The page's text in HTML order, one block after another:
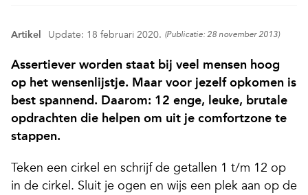
Artikel Update: 18 februari 2020. (Publicatie: 28 november 2013)
Assertiever worden staat bij veel mensen hoog
op het wensenlijstje. Maar voor jezelf opkomen is
best spannend. Daarom: 12 enge, leuke, brutale
opdrachten die helpen om uit je comfortzone te
stappen.
Teken een cirkel en schrijf de getallen 1 t/m 12 op
in de cirkel. Sluit je ogen en wijs een plek aan op de